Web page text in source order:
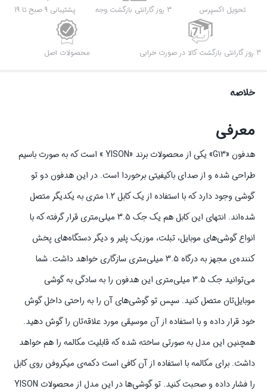
تحویل اکسپرس 3 روز گارانتی بازگشت وجه پشتیبانی 9 صبح تا 19
3 روز گارانتی بازگشت کالا در صورت خرابی محصولات اصل
خلاصه
معرفی
هدفون «G13» یکی از محصولات برند «YISON » است که به صورت باسیم
طراحی شده و از صدای باکیفیتی برخوردا است. در این هدفون دو تو
گوشی وجود دارد که با استفاده از یک کابل 1.2 متری به یکدیگر متصل
شده‌اند. انتهای این کابل هم یک جک 3.5 میلی‌متری قرار گرفته که با
انواع گوشی‌های موبایل، تبلت، موزیک پلیر و دیگر دستگاه‌های پخش
کننده‌ی مجهز به درگاه 3.5 میلی‌متری سازگاری خواهد داشت. شما
می‌توانید جک 3.5 میلی‌متری این هدفون را به سادگی به گوشی
موبایل‌تان متصل کنید. سپس تو گوشی‌های آن را به راحتی داخل گوش
خود قرار داده و با استفاده از آن موسیقی مورد علاقه‌تان را گوش دهید.
همچنین این مدل به صورتی ساخته شده که قابلیت مکالمه را هم خواهد
داشت. برای مکالمه با استفاده از آن کافی است دکمه‌ی میکروفن روی کابل
را فشار داده و صحبت کنید. تو گوشی‌ها در این مدل از محصولات YISON